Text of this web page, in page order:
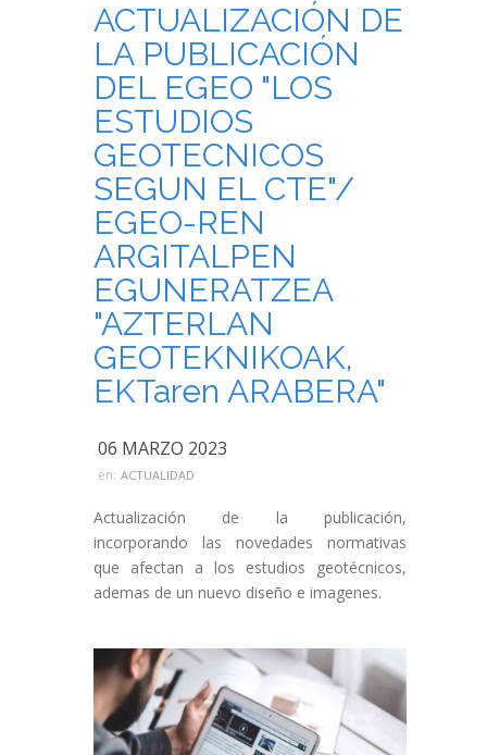
ACTUALIZACIÓN DE
LA PUBLICACIÓN
DEL EGEO "LOS
ESTUDIOS
GEOTECNICOS
SEGUN EL CTE"/
EGEO-REN
ARGITALPEN
EGUNERATZEA
"AZTERLAN
GEOTEKNIKOAK,
EKTaren ARABERA"
06 MARZO 2023
en: ACTUALIDAD
Actualización de la publicación,
incorporando las novedades normativas
que afectan a los estudios geotécnicos,
ademas de un nuevo diseño e imagenes.